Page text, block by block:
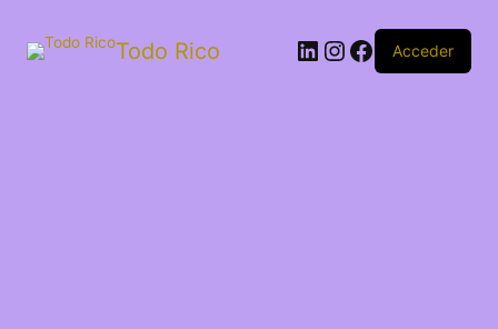
Todo Rico Acceder